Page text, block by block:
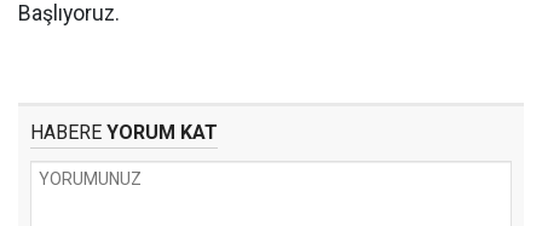
Başlıyoruz.
HABERE YORUM KAT